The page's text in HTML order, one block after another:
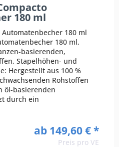
180 ml
180 ml
180 ml,
basierenden,
Stapelhöhen- und
Hergestellt aus 100 %
Rohstoffen
öl-basierenden
durch ein
ab 149,60 € *
Preis pro VE